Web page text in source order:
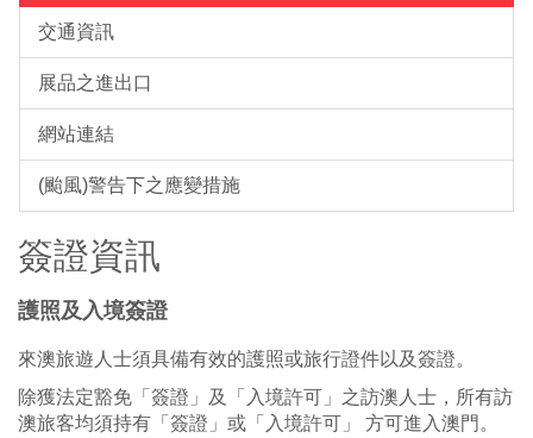
交通資訊
展品之進出口
網站連結
(颱風)警告下之應變措施
簽證資訊
護照及入境簽證
來澳旅遊人士須具備有效的護照或旅行證件以及簽證。
除獲法定豁免「簽證」及「入境許可」之訪澳人士，所有訪
澳旅客均須持有「簽證」或「入境許可」 方可進入澳門。